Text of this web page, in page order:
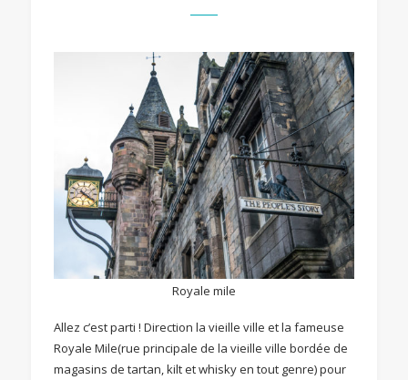
Royale mile
Allez c’est parti ! Direction la vieille ville et la fameuse
Royale Mile(rue principale de la vieille ville bordée de
magasins de tartan, kilt et whisky en tout genre) pour